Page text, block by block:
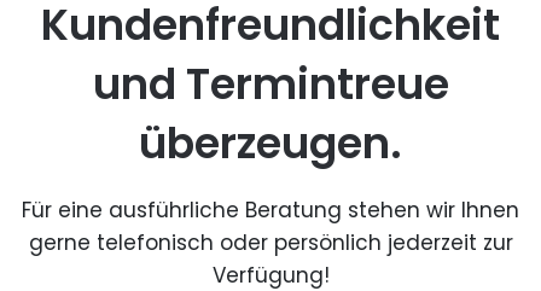
Kundenfreundlichkeit
und Termintreue
überzeugen.
Für eine ausführliche Beratung stehen wir Ihnen
gerne telefonisch oder persönlich jederzeit zur
Verfügung!